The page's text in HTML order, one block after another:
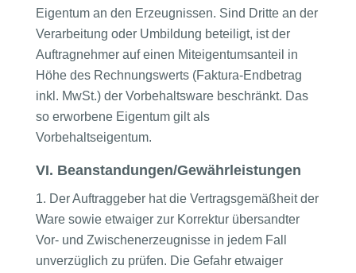
Eigentum an den Erzeugnissen. Sind Dritte an der
Verarbeitung oder Umbildung beteiligt, ist der
Auftragnehmer auf einen Miteigentumsanteil in
Höhe des Rechnungswerts (Faktura-Endbetrag
inkl. MwSt.) der Vorbehaltsware beschränkt. Das
so erworbene Eigentum gilt als
Vorbehaltseigentum.
VI. Beanstandungen/Gewährleistungen
Der Auftraggeber hat die Vertragsgemäßheit der
Ware sowie etwaiger zur Korrektur übersandter
Vor- und Zwischenerzeugnisse in jedem Fall
unverzüglich zu prüfen. Die Gefahr etwaiger